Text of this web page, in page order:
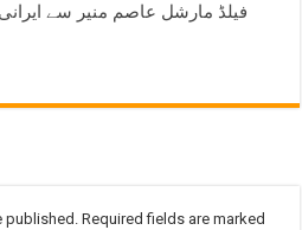
فیلڈ مارشل عاصم منیر سے
published. Required fields are marked